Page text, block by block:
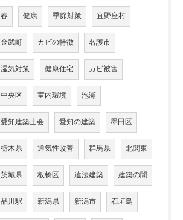
春 健康 季節対策 宜野座村
金武町 カビの特徴 名護市
湿気対策 健康住宅 カビ被害
中央区 室内環境 泡瀬
愛知建築士会 愛知の建築 墨田区
栃木県 通気性改善 群馬県 北関東
茨城県 板橋区 違法建築 建築の闇
品川駅 新潟県 新潟市 石垣島